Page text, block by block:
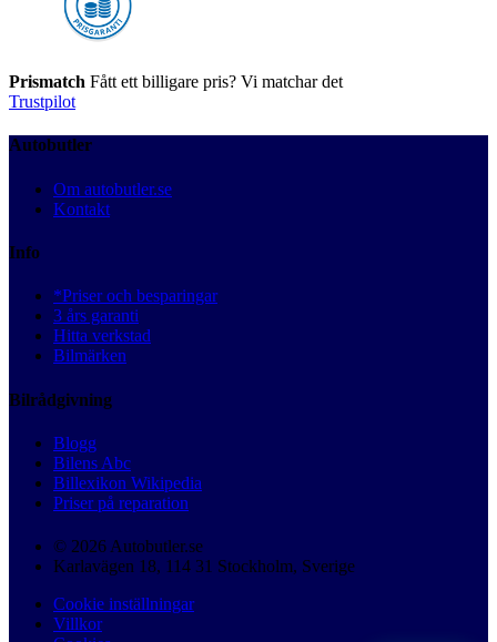
Prismatch Fått ett billigare pris? Vi matchar det
Trustpilot
Autobutler
Om autobutler.se
Kontakt
Info
*Priser och besparingar
3 års garanti
Hitta verkstad
Bilmärken
Bilrådgivning
Blogg
Bilens Abc
Billexikon Wikipedia
Priser på reparation
© 2026 Autobutler.se
Karlavägen 18, 114 31 Stockholm, Sverige
Cookie inställningar
Villkor